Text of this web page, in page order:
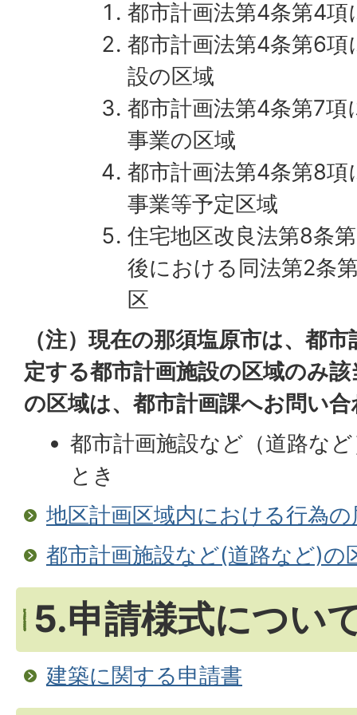
都市計画法第4条第4
都市計画法第4条第6
設の区域
都市計画法第4条第7
事業の区域
都市計画法第4条第8
事業等予定区域
住宅地区改良法第8条
後における同法第2条
区
（注）現在の那須塩原市は、都
定する都市計画施設の区域のみ
の区域は、都市計画課へお問い
都市計画施設など（道路な
とき
地区計画区域内における行為の
都市計画施設など(道路など)の
5.申請様式につい
建築に関する申請書